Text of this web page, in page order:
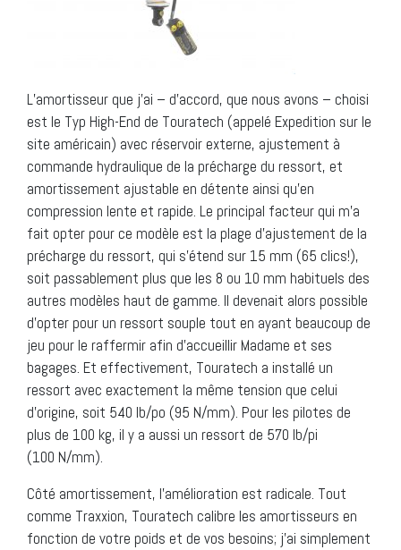
L’amortisseur que j’ai – d’accord, que nous avons – choisi
est le Typ High-End de Touratech (appelé Expedition sur le
site américain) avec réservoir externe, ajustement à
commande hydraulique de la précharge du ressort, et
amortissement ajustable en détente ainsi qu’en
compression lente et rapide. Le principal facteur qui m’a
fait opter pour ce modèle est la plage d’ajustement de la
précharge du ressort, qui s’étend sur 15 mm (65 clics!),
soit passablement plus que les 8 ou 10 mm habituels des
autres modèles haut de gamme. Il devenait alors possible
d’opter pour un ressort souple tout en ayant beaucoup de
jeu pour le raffermir afin d’accueillir Madame et ses
bagages. Et effectivement, Touratech a installé un
ressort avec exactement la même tension que celui
d’origine, soit 540 lb/po (95 N/mm). Pour les pilotes de
plus de 100 kg, il y a aussi un ressort de 570 lb/pi
(100 N/mm).
Côté amortissement, l’amélioration est radicale. Tout
comme Traxxion, Touratech calibre les amortisseurs en
fonction de votre poids et de vos besoins; j’ai simplement